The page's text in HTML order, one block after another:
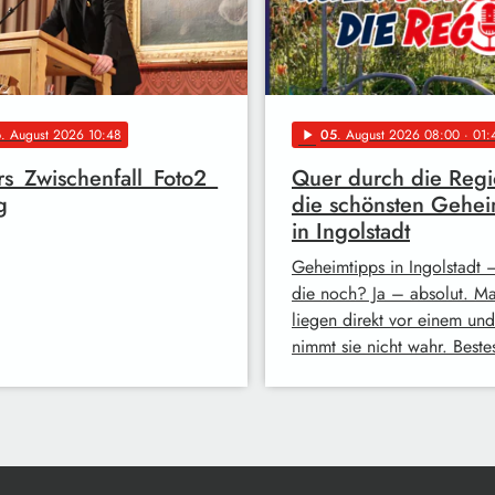
. August 2026 10:48 play_arrow 05. August 2026 08:00 ·
Quer durch die
die schönsten
in Ingolstadt
Geheimtipps in Ingolstadt
die noch? Ja – absolut.
liegen direkt vor einem
nimmt sie nicht wahr.